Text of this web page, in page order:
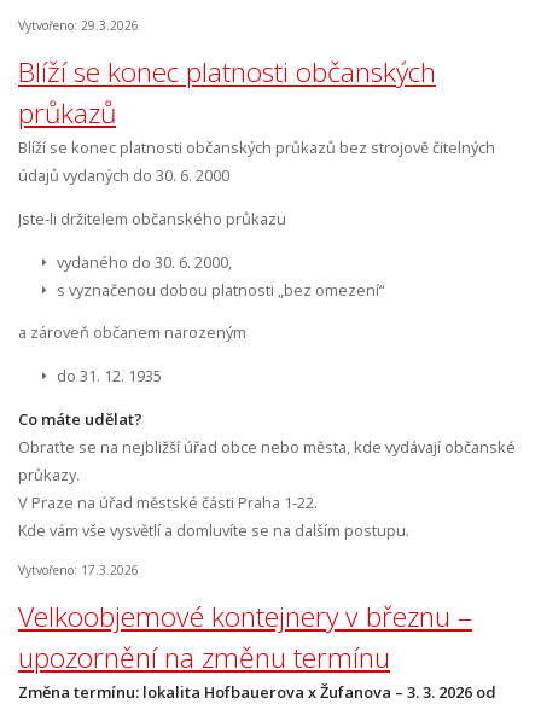
Vytvořeno: 29.3.2026
Blíží se konec platnosti občanských
průkazů
Blíží se konec platnosti občanských průkazů bez strojově čitelných
údajů vydaných do 30. 6. 2000
Jste-li držitelem občanského průkazu
vydaného do 30. 6. 2000,
s vyznačenou dobou platnosti „bez omezení“
a zároveň občanem narozeným
do 31. 12. 1935
Co máte udělat?
Obraťte se na nejbližší úřad obce nebo města, kde vydávají občanské
průkazy.
V Praze na úřad městské části Praha 1-22.
Kde vám vše vysvětlí a domluvíte se na dalším postupu.
Vytvořeno: 17.3.2026
Velkoobjemové kontejnery v březnu –
upozornění na změnu termínu
Změna termínu: lokalita Hofbauerova x Žufanova – 3. 3. 2026 od